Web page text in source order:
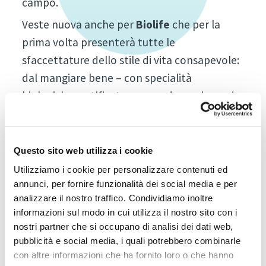
Questo sito web utilizza i cookie
Utilizziamo i cookie per personalizzare contenuti ed
annunci, per fornire funzionalità dei social media e per
analizzare il nostro traffico. Condividiamo inoltre
informazioni sul modo in cui utilizza il nostro sito con i
nostri partner che si occupano di analisi dei dati web,
pubblicità e social media, i quali potrebbero combinarle
con altre informazioni che ha fornito loro o che hanno
Veste nuova anche per Biolife che per la
prima volta presenterà tutte le
sfaccettature dello stile di vita consapevole:
dal mangiare bene – con specialità
biologiche certificate, passando per la moda
e l’arredamento sostenibili, fino ai cosmetici
eco-bio e al no-profit, così importante per
l’Alto Adige. Ritorna infatti per la sesta
edizione la Fiera del volontariato, con il
motto “Io, tu, noi. Insieme per il bene!”.
L’autunno fieristico si concluderà poi con la
fiera agricola dell’arco alpino: al centro di
Agrialp2021 la tematica della vendita
diretta, con una giornata interamente